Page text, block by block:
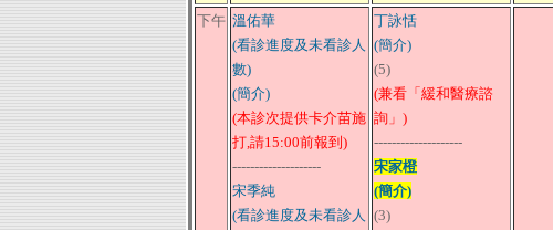
下午 溫佑華
(看診進度及未看診人
數)
(簡介)
(本診次提供卡介苗施
打,請15:00前報到)
--------------------
宋季純
(看診進度及未看診人
丁詠恬
(簡介)
(5)
(兼看「緩和醫療諮
詢」)
--------------------
宋家橙
(簡介)
(3)